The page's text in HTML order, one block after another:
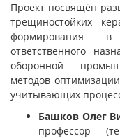
Проект посвящён
трещиностойких
формирования
ответственного
оборонной
методов
учитывающих
Башков Олег
профессор